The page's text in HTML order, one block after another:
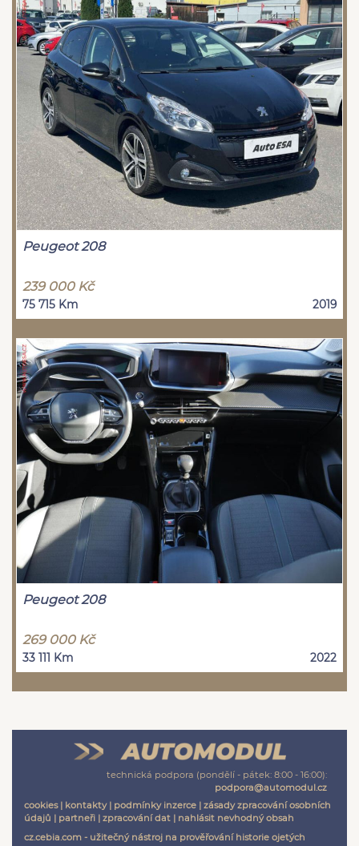
Peugeot 208
239 000 Kč
75 715 Km 2019
Peugeot 208
269 000 Kč
33 111 Km 2022
technická podpora (pondělí - pátek: 8:00 - 16:00):
podpora@automodul.cz
cookies| kontakty| podmínky inzerce | zásady zpracování osobních
údajů | partneři | zpracování dat | nahlásit nevhodný obsah
cz.cebia.com - užitečný nástroj na prověřování historie ojetých